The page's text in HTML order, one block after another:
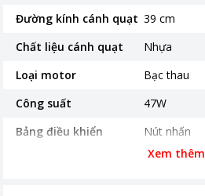
Đường kính cánh quạt 39 cm
Chất liệu cánh quạt
Nhựa
Loại motor
Bạc thau
Công suất
47W
Bảng điều khiển
Nút nhấn
3 tốc độ
Xem thêm